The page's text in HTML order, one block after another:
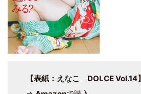
【表紙：えなこ DOLCE Vol.14】